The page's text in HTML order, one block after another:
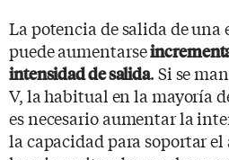
La potencia de salida de una
puede aumentarse
intensidad de salida. Si se
V, la habitual en la mayoría
es necesario aumentar la
la capacidad para soportar el